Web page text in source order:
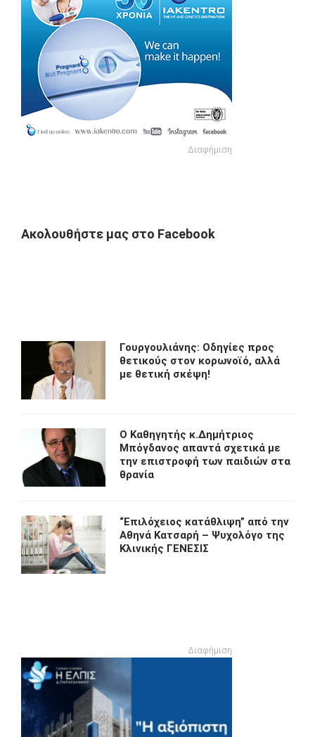
Διαφήμιση
Διαφήμιση
Ακολουθήστε μας στο Facebook
Γουργουλιάνης: Οδηγίες προς
θετικούς στον κορωνοϊό, αλλά
με θετική σκέψη!
O Kαθηγητής κ.Δημήτριος
Μπόγδανος απαντά σχετικά με
την επιστροφή των παιδιών στα
θρανία
“Eπιλόχειος κατάθλιψη” από την
Αθηνά Κατσαρή – Ψυχολόγο της
Κλινικής ΓΕΝΕΣΙΣ
Διαφήμιση